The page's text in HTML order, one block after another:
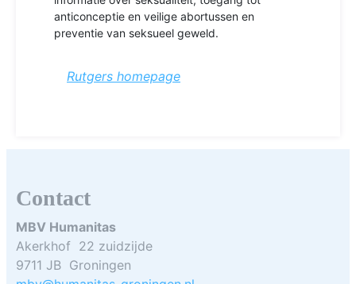
anticonceptie en veilige abortussen en
preventie van seksueel geweld.
Rutgers homepage
Contact
MBV Humanitas
Akerkhof 22 zuidzijde
9711 JB Groningen